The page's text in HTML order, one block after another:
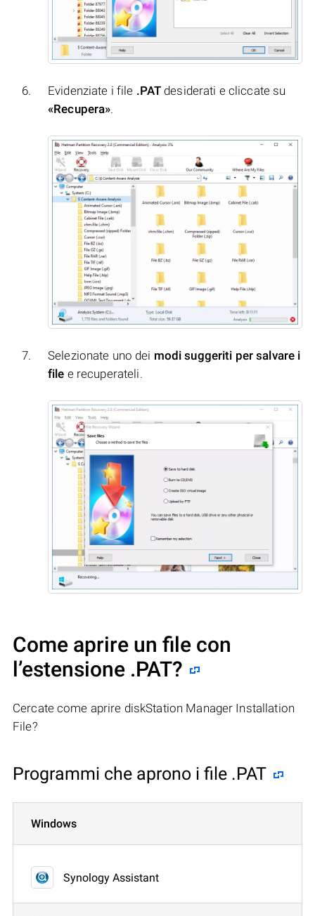
Evidenziate i file .PAT desiderati e cliccate su
«Recupera».
Selezionate uno dei modi suggeriti per salvare i
file e recuperateli.
Come aprire un file con
l’estensione .PAT?
Cercate come aprire diskStation Manager Installation
File?
Programmi che aprono i file .PAT
Windows
Synology Assistant